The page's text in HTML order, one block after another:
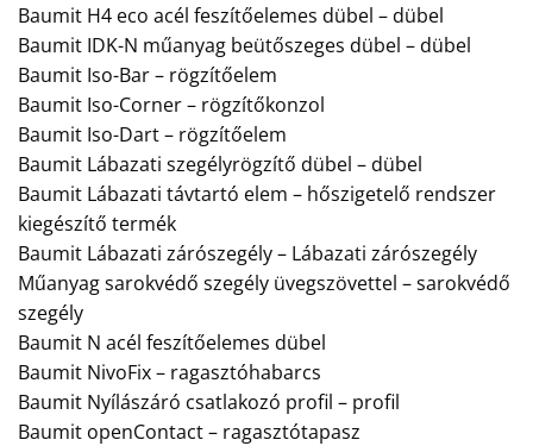
Baumit H4 eco acél feszítőelemes dübel – dübel
Baumit IDK-N műanyag beütőszeges dübel – dübel
Baumit Iso-Bar – rögzítőelem
Baumit Iso-Corner – rögzítőkonzol
Baumit Iso-Dart – rögzítőelem
Baumit Lábazati szegélyrögzítő dübel – dübel
Baumit Lábazati távtartó elem – hőszigetelő rendszer
kiegészítő termék
Baumit Lábazati zárószegély – Lábazati zárószegély
Műanyag sarokvédő szegély üvegszövettel – sarokvédő
szegély
Baumit N acél feszítőelemes dübel
Baumit NivoFix – ragasztóhabarcs
Baumit Nyílászáró csatlakozó profil – profil
Baumit openContact – ragasztótapasz